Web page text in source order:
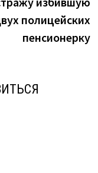
полицейских
пенсионерку